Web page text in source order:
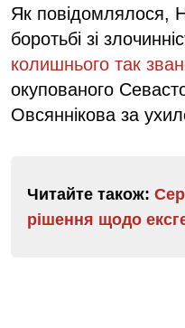
Як повідомлялося,
боротьбі зі
колишнього так
окупованого
Овсяннікова за
Читайте також:
рішення щодо